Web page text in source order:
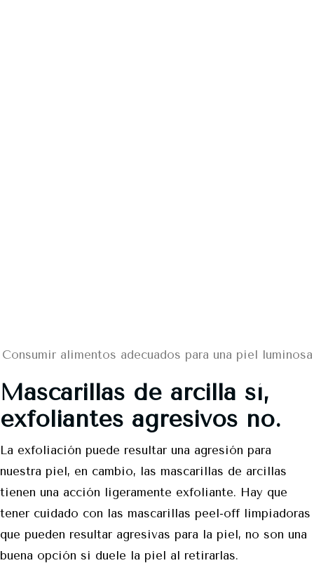
Consumir alimentos adecuados para una piel luminosa
Mascarillas de arcilla sí,
exfoliantes agresivos no.
La exfoliación puede resultar una agresión para
nuestra piel, en cambio, las mascarillas de arcillas
tienen una acción ligeramente exfoliante. Hay que
tener cuidado con las mascarillas peel-off limpiadoras
que pueden resultar agresivas para la piel, no son una
buena opción si duele la piel al retirarlas.